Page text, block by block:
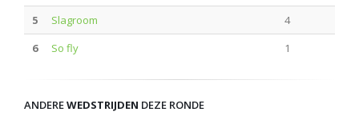
5
Slagroom
4
6
So fly 1
ANDEREWEDSTRIJDEN DEZE RONDE